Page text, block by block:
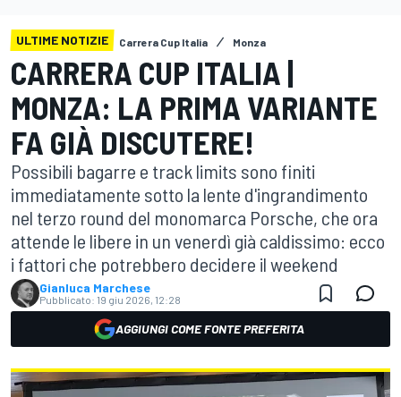
ULTIME NOTIZIE Carrera Cup Italia Monza
CARRERA CUP ITALIA |
MONZA: LA PRIMA VARIANTE
FA GIÀ DISCUTERE!
Possibili bagarre e track limits sono finiti
immediatamente sotto la lente d'ingrandimento
nel terzo round del monomarca Porsche, che ora
attende le libere in un venerdì già caldissimo: ecco
i fattori che potrebbero decidere il weekend
Gianluca Marchese
Pubblicato: 19 giu 2026, 12:28
AGGIUNGI COME FONTE PREFERITA